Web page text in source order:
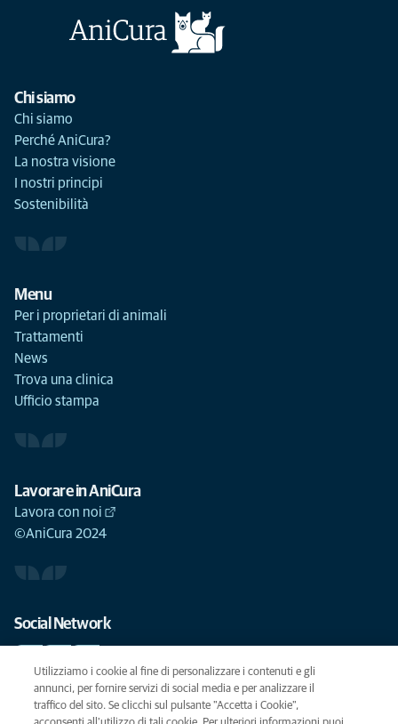
Chi siamo
Chi siamo
Perché AniCura?
La nostra visione
I nostri principi
Sostenibilità
Menu
Per i proprietari di animali
Trattamenti
News
Trova una clinica
Ufficio stampa
Lavorare in AniCura
Lavora con noi
©AniCura 2024
Social Network
Le migliori cure per il vostro animale domestico
Utilizziamo i cookie al fine di personalizzare i contenuti e gli
annunci, per fornire servizi di social media e per analizzare il
traffico del sito. Se clicchi sul pulsante "Accetta i Cookie",